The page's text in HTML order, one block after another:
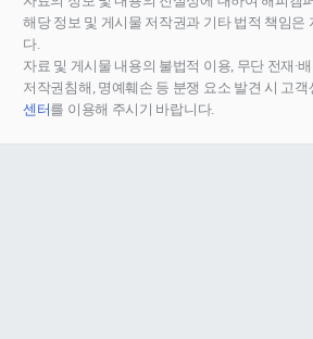
해당 정보 및 게시물 저작권과 기타 법적 책임은
다.
자료 및 게시물 내용의 불법적 이용, 무단 전재∙
저작권침해, 명예훼손 등 분쟁 요소 발견 시 고객
센터를 이용해 주시기 바랍니다.